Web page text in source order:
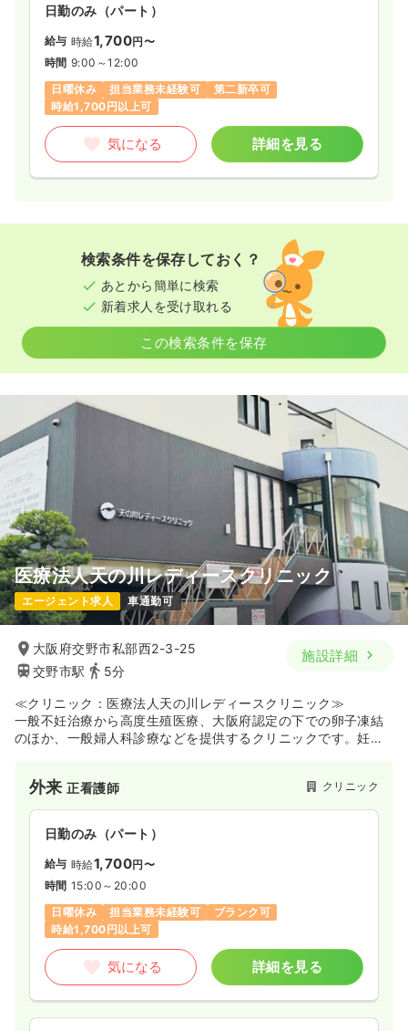
日勤のみ（パート）
給与 時給1,700円〜
時間 9:00～12:00
日曜休み
担当業務未経験可
第二新卒可
時給1,700円以上可
気になる 詳細を見る
検索条件を保存しておく？
あとから簡単に検索
新着求人を受け取れる
この検索条件を保存
医療法人天の川レディースクリニック
エージェント求人 車通勤可
大阪府交野市私部西2-3-25
交野市駅
5分
施設詳細
≪クリニック：医療法人天の川レディースクリニック≫
一般不妊治療から高度生殖医療、大阪府認定の下での卵子凍結
のほか、一般婦人科診療などを提供するクリニックです。妊娠
するなど、一貫した管理を行っています。生化学データに基づ
いた栄養解析による妊娠しやすい身体づくりや、日帰り子宮鏡
検査・子宮鏡下卵管通水形成術といった内視鏡を用いた自然妊
娠への取り組み、酸化ストレス・抗酸化力の測定を通じた体質
改善など、患者様個々の現状に合わせた多様なアプローチを実
施しているのが特徴です。また、不妊カウンセラーや胚培養士
による相談室を開設して不安や疑問にお答えしており、患者様
に寄り添って不妊治療というトンネルの出口を目指すサポート
を丁寧にしたい方にオススメの環境です。
外来正看護師 クリニック
日勤のみ（パート）
給与 時給1,700円〜
時間 15:00～20:00
日曜休み
担当業務未経験可
ブランク可
時給1,700円以上可
気になる 詳細を見る